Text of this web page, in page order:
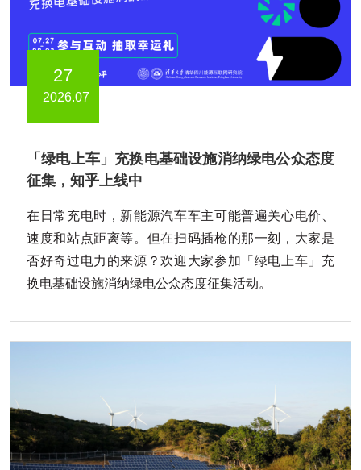
27
2026.07
「绿电上车」充换电基础设施消纳绿电公众态度
征集，知乎上线中
在日常充电时，新能源汽车车主可能普遍关心电价、
速度和站点距离等。但在扫码插枪的那一刻，大家是
否好奇过电力的来源？欢迎大家参加「绿电上车」充
换电基础设施消纳绿电公众态度征集活动。